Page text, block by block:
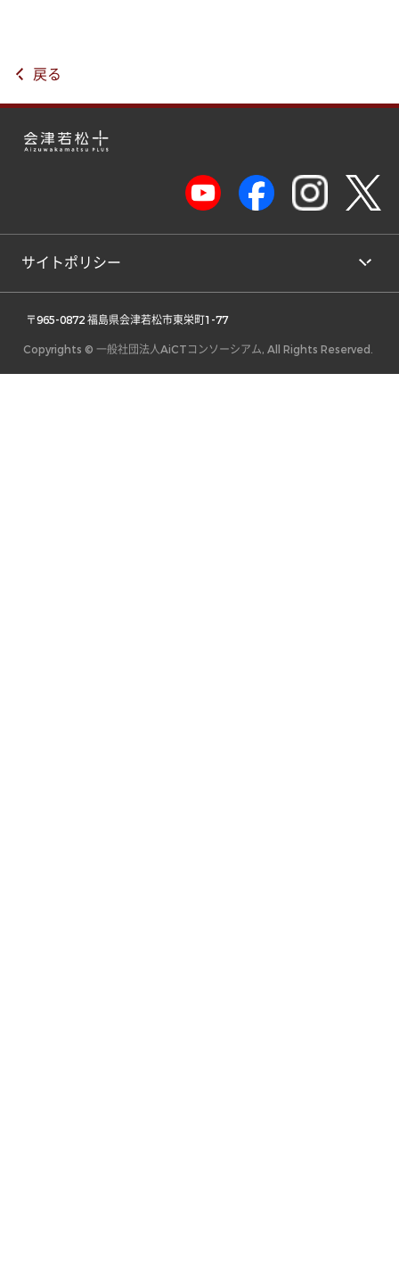
戻る
サイトポリシー
〒965-0872 福島県会津若松市東栄町1-77
Copyrights © 一般社団法人AiCTコンソーシアム, All Rights Reserved.